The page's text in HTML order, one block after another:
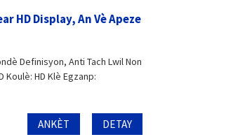
HD Display, An Vè Apeze
Definisyon, Anti Tach Lwil Non
Koulè: HD Klè Egzanp:
ANKÈT DETAY